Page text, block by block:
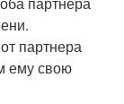
партнера
ему свою